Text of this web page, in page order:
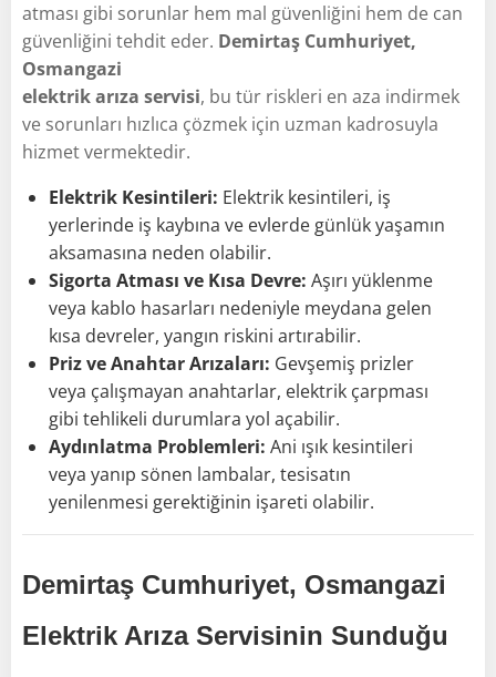
atması gibi sorunlar hem mal güvenliğini hem de can
güvenliğini tehdit eder. Demirtaş Cumhuriyet,
Osmangazi
elektrik arıza servisi, bu tür riskleri en aza indirmek
ve sorunları hızlıca çözmek için uzman kadrosuyla
hizmet vermektedir.
Elektrik Kesintileri: Elektrik kesintileri, iş
yerlerinde iş kaybına ve evlerde günlük yaşamın
aksamasına neden olabilir.
Sigorta Atması ve Kısa Devre: Aşırı yüklenme
veya kablo hasarları nedeniyle meydana gelen
kısa devreler, yangın riskini artırabilir.
Priz ve Anahtar Arızaları: Gevşemiş prizler
veya çalışmayan anahtarlar, elektrik çarpması
gibi tehlikeli durumlara yol açabilir.
Aydınlatma Problemleri: Ani ışık kesintileri
veya yanıp sönen lambalar, tesisatın
yenilenmesi gerektiğinin işareti olabilir.
Demirtaş Cumhuriyet, Osmangazi
Elektrik Arıza Servisinin Sunduğu